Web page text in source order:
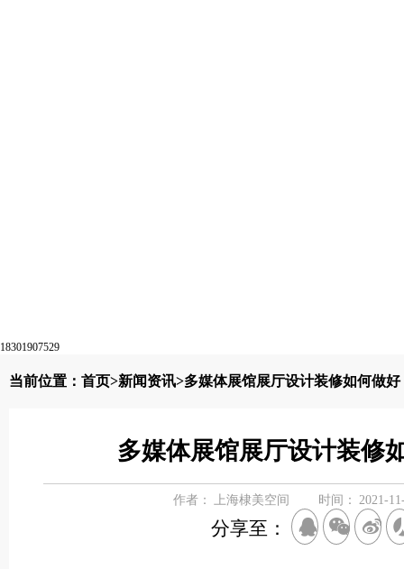
18301907529
当前位置： 首页>新闻资讯>多媒体展馆展厅设计装修如何做好
多媒体展馆展厅设计装修
作者： 上海棣美空间 时间： 2021-
分享至：